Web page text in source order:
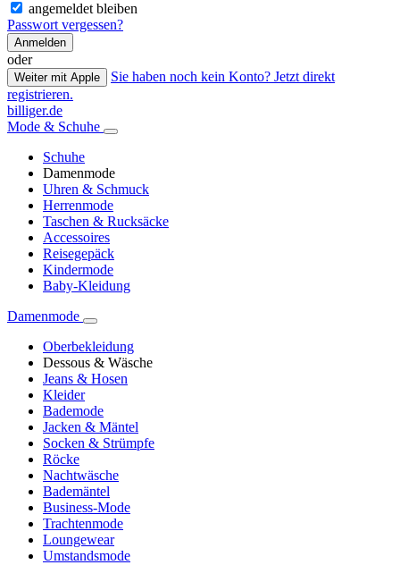
angemeldet bleiben
Passwort vergessen?
Anmelden
oder
Weiter mit Apple
Sie haben noch kein Konto? Jetzt direkt
registrieren.
billiger.de
Mode & Schuhe
Schuhe
Damenmode
Uhren & Schmuck
Herrenmode
Taschen & Rucksäcke
Accessoires
Reisegepäck
Kindermode
Baby-Kleidung
Damenmode
Oberbekleidung
Dessous & Wäsche
Jeans & Hosen
Kleider
Bademode
Jacken & Mäntel
Socken & Strümpfe
Röcke
Nachtwäsche
Bademäntel
Business-Mode
Trachtenmode
Loungewear
Umstandsmode